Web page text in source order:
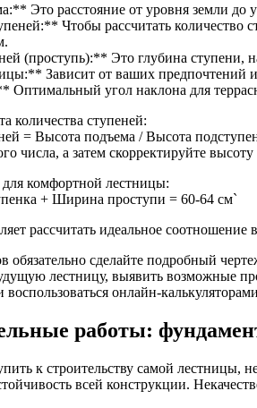
Это расстояние от уровня земли до
Чтобы рассчитать количество
(проступь):** Это глубина ступени,
Зависит от ваших предпочтений и
Оптимальный угол наклона для
количества ступеней:
= Высота подъема / Высота
числа, а затем скорректируйте
комфортной лестницы:
+ Ширина проступи = 60-64 см`
рассчитать идеальное
обязательно сделайте подробный
лестницу, выявить возможные
онлайн-
работы:
к строительству самой лестницы,
всей конструкции.